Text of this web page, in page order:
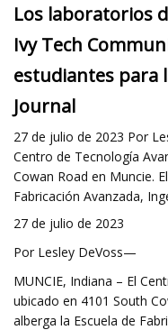
Los laboratorios
Ivy Tech
estudiantes para
Journal
27 de julio de 2023 Por
Centro de Tecnología
Cowan Road en Muncie.
Fabricación Avanzada,
27 de julio de 2023
Por Lesley DeVoss—
MUNCIE, Indiana – El
ubicado en 4101 South
alberga la Escuela de